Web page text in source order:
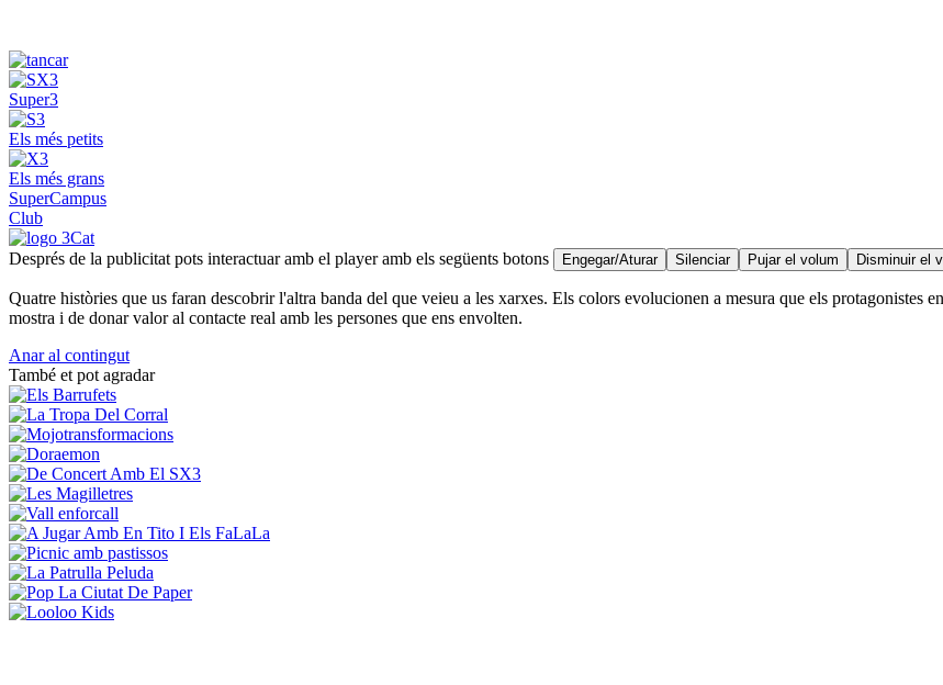
Super3
Els més petits
Els més grans
SuperCampus
Club
Després de la publicitat pots interactuar amb el player amb els següents botons Engegar/Aturar Silenciar Pujar el volum Disminuir el
Quatre històries que us faran descobrir l'altra banda del que veieu a les xarxes. Els colors evolucionen a mesura que els protagonistes
mostra i de donar valor al contacte real amb les persones que ens envolten.
Anar al contingut
També et pot agradar